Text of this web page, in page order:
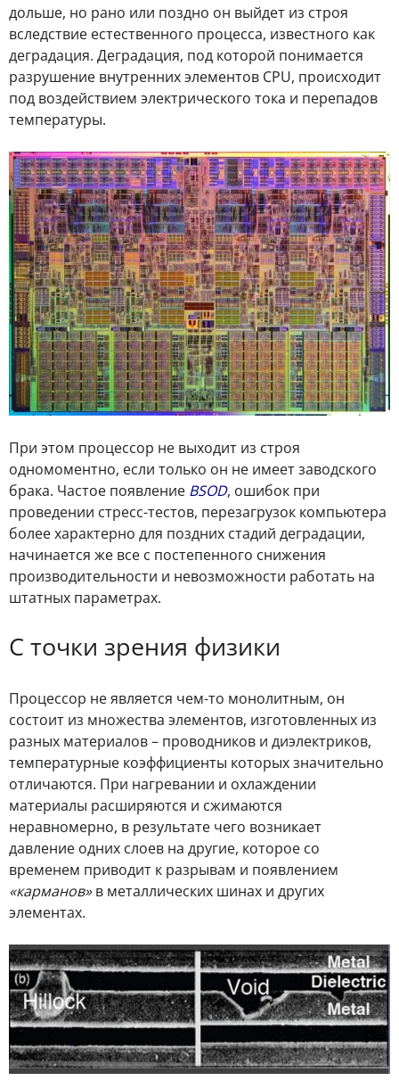
дольше, но рано или поздно он выйдет из строя
вследствие естественного процесса, известного как
деградация. Деградация, под которой понимается
разрушение внутренних элементов CPU, происходит
под воздействием электрического тока и перепадов
температуры.
При этом процессор не выходит из строя
одномоментно, если только он не имеет заводского
брака. Частое появление BSOD, ошибок при
проведении стресс-тестов, перезагрузок компьютера
более характерно для поздних стадий деградации,
начинается же все с постепенного снижения
производительности и невозможности работать на
штатных параметрах.
С точки зрения физики
Процессор не является чем-то монолитным, он
состоит из множества элементов, изготовленных из
разных материалов – проводников и диэлектриков,
температурные коэффициенты которых значительно
отличаются. При нагревании и охлаждении
материалы расширяются и сжимаются
неравномерно, в результате чего возникает
давление одних слоев на другие, которое со
временем приводит к разрывам и появлением
«карманов»в металлических шинах и других
элементах.